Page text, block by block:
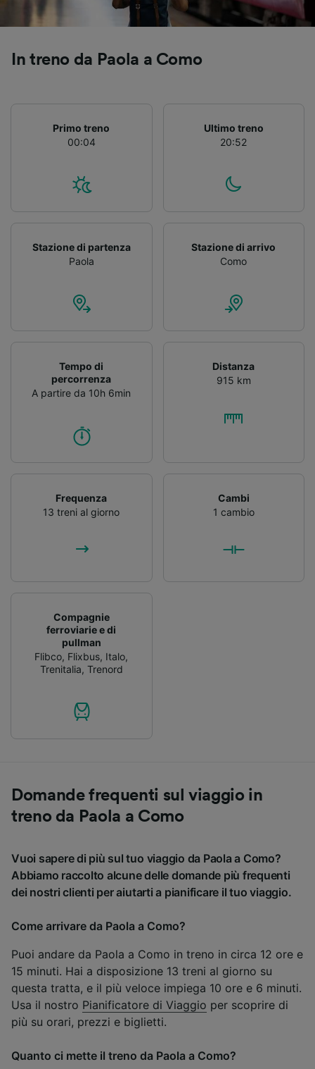
In treno da Paola a Como
Primo treno
00:04
Ultimo treno
20:52
Stazione di partenza
Paola
Stazione di arrivo
Como
Tempo di
percorrenza
A partire da 10h 6min
Distanza
915 km
Frequenza
13 treni al giorno
Cambi
1 cambio
Compagnie
ferroviarie e di
pullman
Flibco, Flixbus, Italo,
Trenitalia, Trenord
Domande frequenti sul viaggio in
treno da Paola a Como
Vuoi sapere di più sul tuo viaggio da Paola a Como?
Abbiamo raccolto alcune delle domande più frequenti
dei nostri clienti per aiutarti a pianificare il tuo viaggio.
Come arrivare da Paola a Como?
Puoi andare da Paola a Como in treno in circa 12 ore e
15 minuti. Hai a disposizione 13 treni al giorno su
questa tratta, e il più veloce impiega 10 ore e 6 minuti.
Usa il nostro Pianificatore di Viaggio per scoprire di
più su orari, prezzi e biglietti.
Quanto ci mette il treno da Paola a Como?
Utilizzare dati di geolocalizzazione precisi.
Scansione attiva delle caratteristiche del
Archiviare informazioni su dispositivo e/o
accedervi. Pubblicità e contenuti
Elenco dei partner (fornitori)